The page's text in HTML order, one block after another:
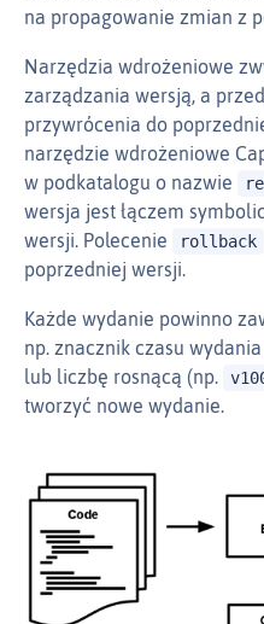
na propagowanie zmian z
Narzędzia wdrożeniowe
zarządzania wersją, a
przywrócenia do
narzędzie wdrożeniowe
w podkatalogu o nazwie
wersja jest łączem
wersji. Polecenie
rollback
poprzedniej wersji.
Każde wydanie powinno
np. znacznik czasu wydania
lub liczbę rosnącą (np.
tworzyć nowe wydanie.